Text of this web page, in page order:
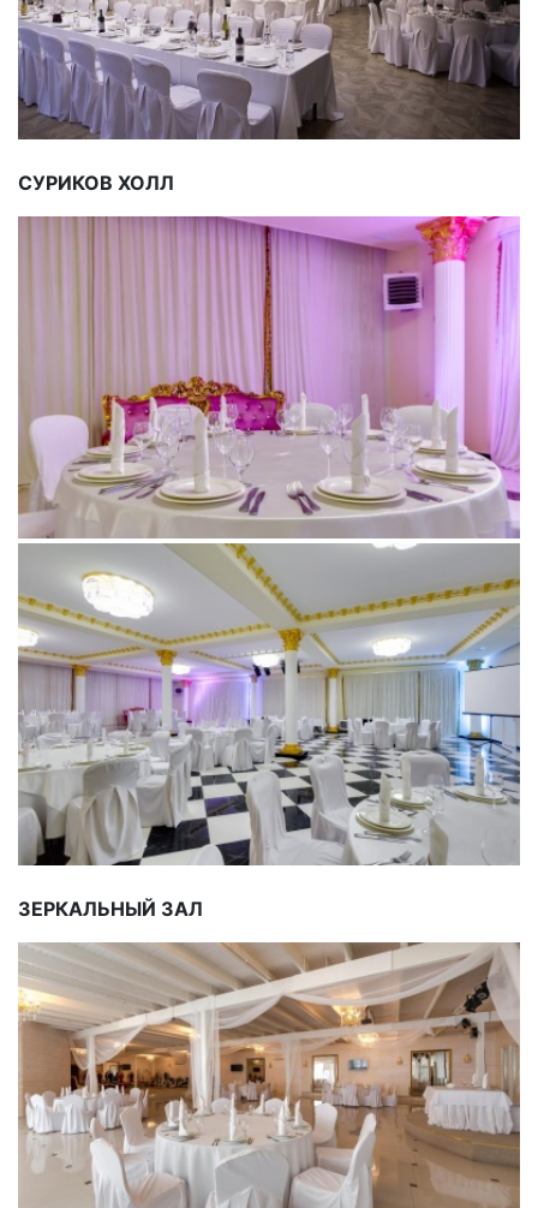
СУРИКОВ ХОЛЛ
ЗЕРКАЛЬНЫЙ ЗАЛ